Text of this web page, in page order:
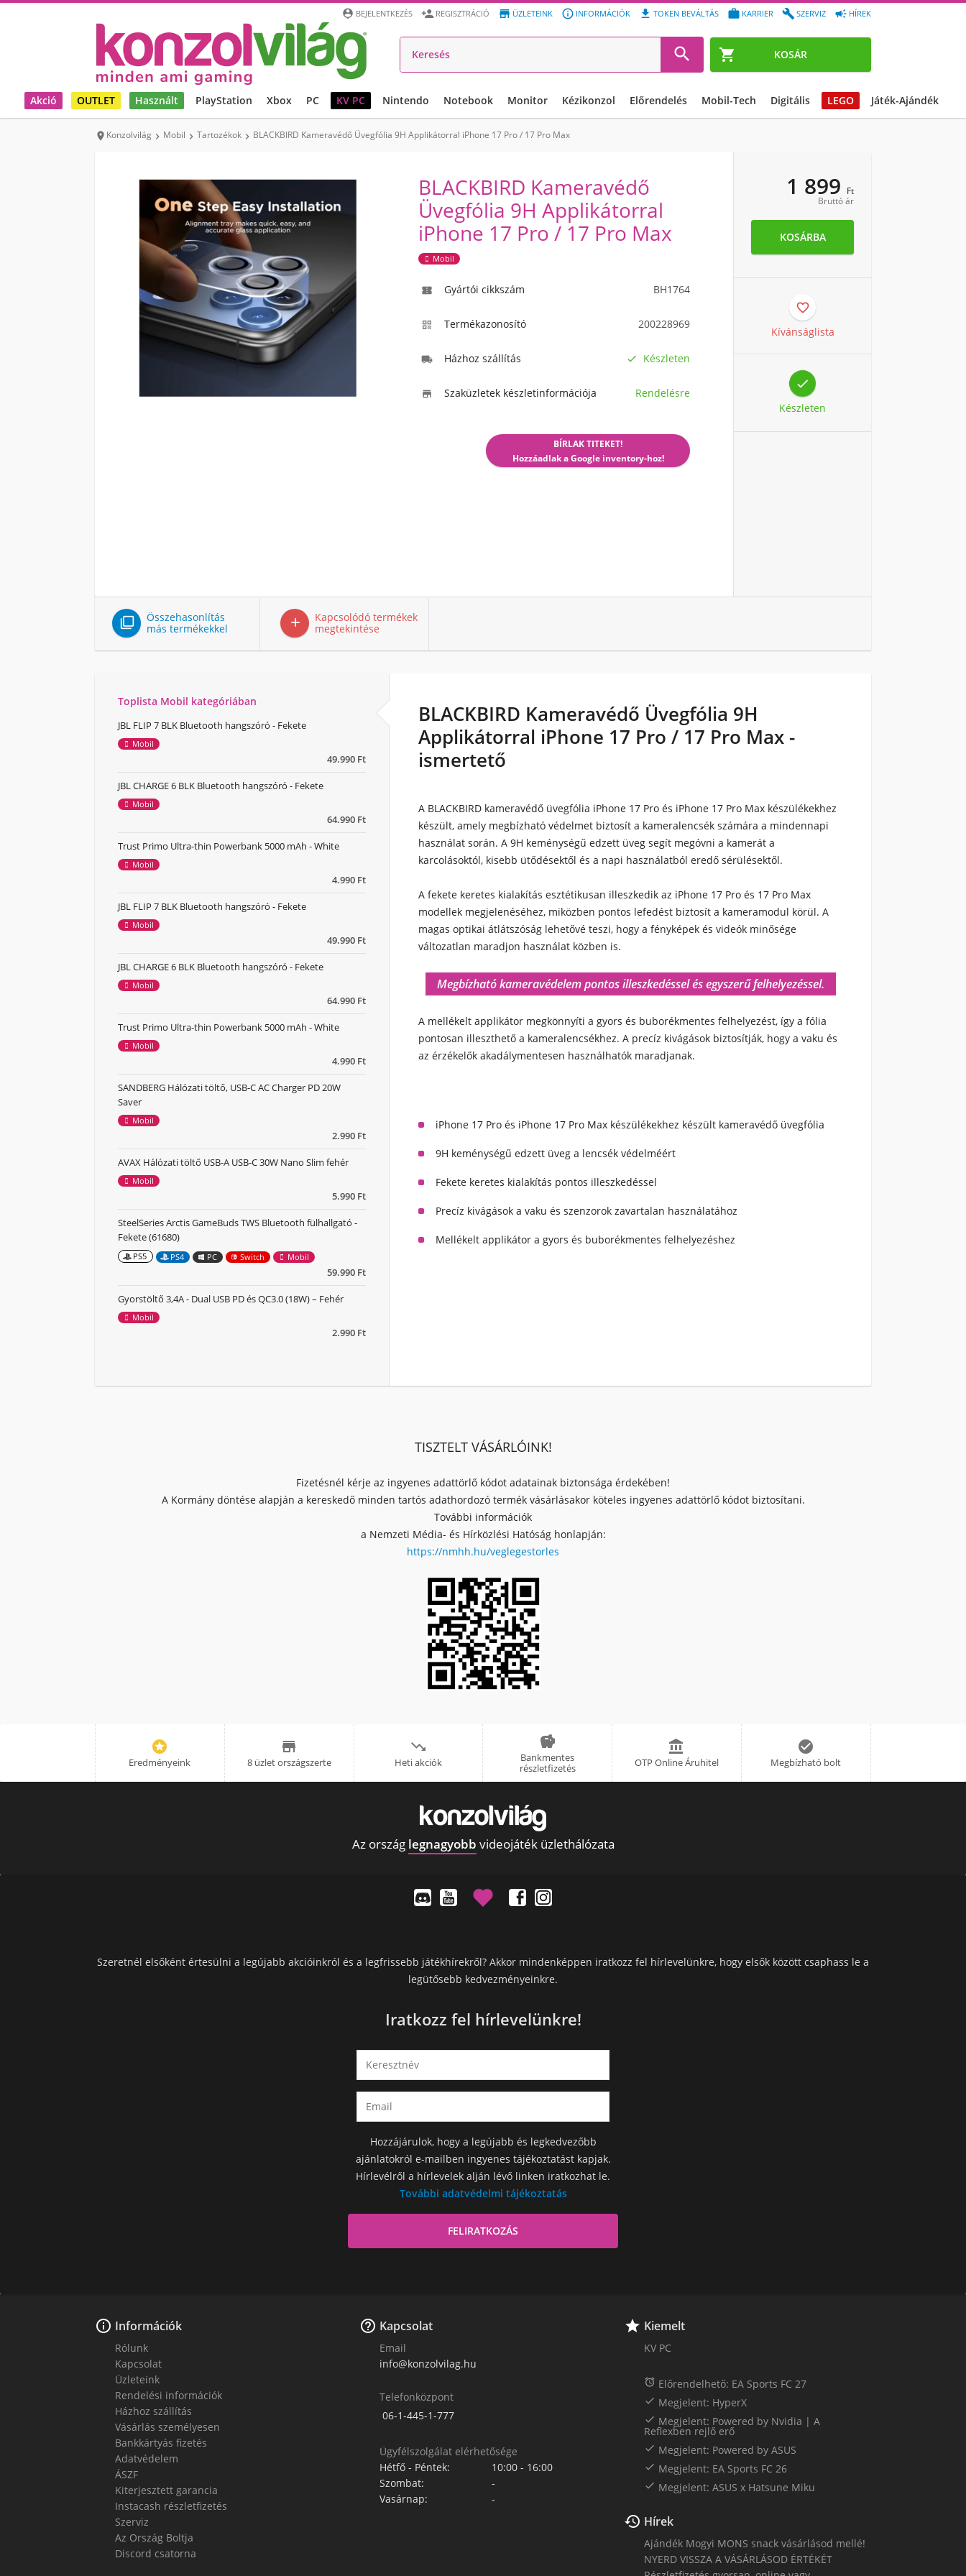
 KOSÁR
 HÍREK
 SZERVIZ
 KARRIER
 TOKEN BEVÁLTÁS
 INFORMÁCIÓK
 ÜZLETEINK
 REGISZTRÁCIÓ
 BEJELENTKEZÉS

Akció OUTLET Használt PlayStation Xbox PC KV PC Nintendo Notebook Monitor Kézikonzol Előrendelés Mobil-Tech Digitális LEGO Játék-Ajándék
 Konzolvilág  Mobil  Tartozékok  BLACKBIRD Kameravédő Üvegfólia 9H Applikátorral iPhone 17 Pro / 17 Pro Max
BLACKBIRD Kameravédő
Üvegfólia 9H Applikátorral
iPhone 17 Pro / 17 Pro Max
Mobil
 Gyártói cikkszám BH1764
 Termékazonosító 200228969
 Házhoz szállítás Készleten

 Szaküzletek készletinformációja Rendelésre
BÍRLAK TITEKET!
Hozzáadlak a Google inventory-hoz!
1 899 Ft
Bruttó ár
KOSÁRBA

Kívánságlista

Készleten

Összehasonlítás
más termékekkel

Kapcsolódó termékek
megtekintése
BLACKBIRD Kameravédő Üvegfólia 9H
Applikátorral iPhone 17 Pro / 17 Pro Max -
ismertető
A BLACKBIRD kameravédő üvegfólia iPhone 17 Pro és iPhone 17 Pro Max készülékekhez
készült, amely megbízható védelmet biztosít a kameralencsék számára a mindennapi
használat során. A 9H keménységű edzett üveg segít megóvni a kamerát a
karcolásoktól, kisebb ütődésektől és a napi használatból eredő sérülésektől.
A fekete keretes kialakítás esztétikusan illeszkedik az iPhone 17 Pro és 17 Pro Max
modellek megjelenéséhez, miközben pontos lefedést biztosít a kameramodul körül. A
magas optikai átlátszóság lehetővé teszi, hogy a fényképek és videók minősége
változatlan maradjon használat közben is.
Megbízható kameravédelem pontos illeszkedéssel és egyszerű felhelyezéssel.
A mellékelt applikátor megkönnyíti a gyors és buborékmentes felhelyezést, így a fólia
pontosan illeszthető a kameralencsékhez. A precíz kivágások biztosítják, hogy a vaku és
az érzékelők akadálymentesen használhatók maradjanak.
iPhone 17 Pro és iPhone 17 Pro Max készülékekhez készült kameravédő üvegfólia
9H keménységű edzett üveg a lencsék védelméért
Fekete keretes kialakítás pontos illeszkedéssel
Precíz kivágások a vaku és szenzorok zavartalan használatához
Mellékelt applikátor a gyors és buborékmentes felhelyezéshez
Toplista Mobil kategóriában
49.990 Ft
JBL FLIP 7 BLK Bluetooth hangszóró - Fekete
Mobil
64.990 Ft
JBL CHARGE 6 BLK Bluetooth hangszóró - Fekete
Mobil
4.990 Ft
Trust Primo Ultra-thin Powerbank 5000 mAh - White
Mobil
49.990 Ft
JBL FLIP 7 BLK Bluetooth hangszóró - Fekete
Mobil
64.990 Ft
JBL CHARGE 6 BLK Bluetooth hangszóró - Fekete
Mobil
4.990 Ft
Trust Primo Ultra-thin Powerbank 5000 mAh - White
Mobil
2.990 Ft
SANDBERG Hálózati töltő, USB-C AC Charger PD 20W
Saver
Mobil
5.990 Ft
AVAX Hálózati töltő USB-A USB-C 30W Nano Slim fehér
Mobil
59.990 Ft
SteelSeries Arctis GameBuds TWS Bluetooth fülhallgató -
Fekete (61680)
PS5 PS4 PC Switch Mobil
2.990 Ft
Gyorstöltő 3,4A - Dual USB PD és QC3.0 (18W) – Fehér
Mobil
TISZTELT VÁSÁRLÓINK!
Fizetésnél kérje az ingyenes adattörlő kódot adatainak biztonsága érdekében!
A Kormány döntése alapján a kereskedő minden tartós adathordozó termék vásárlásakor köteles ingyenes adattörlő kódot biztosítani.
További információk
a Nemzeti Média- és Hírközlési Hatóság honlapján:
https://nmhh.hu/veglegestorles

Eredményeink

8 üzlet országszerte

Heti akciók

Bankmentes
részletfizetés

OTP Online Áruhitel

Megbízható bolt
Az ország legnagyobb videojáték üzlethálózata
Szeretnél elsőként értesülni a legújabb akcióinkról és a legfrissebb játékhírekről? Akkor mindenképpen iratkozz fel hírlevelünkre, hogy elsők között csaphass le a
legütősebb kedvezményeinkre.
Iratkozz fel hírlevelünkre!
Hozzájárulok, hogy a legújabb és legkedvezőbb
ajánlatokról e-mailben ingyenes tájékoztatást kapjak.
Hírlevélről a hírlevelek alján lévő linken iratkozhat le.
További adatvédelmi tájékoztatás
 Információk
Rólunk
Kapcsolat
Üzleteink
Rendelési információk
Házhoz szállítás
Vásárlás személyesen
Bankkártyás fizetés
Adatvédelem
ÁSZF
Kiterjesztett garancia
Instacash részletfizetés
Szerviz
Az Ország Boltja
Discord csatorna
 Kapcsolat
Email
info@konzolvilag.hu
Telefonközpont
06-1-445-1-777
Ügyfélszolgálat elérhetősége
Hétfő - Péntek:
10:00 - 16:00
Szombat:
-
Vasárnap:
-
 Kiemelt
KV PC
 Előrendelhető: EA Sports FC 27
 Megjelent: HyperX
 Megjelent: Powered by Nvidia | A
Reflexben rejlő erő
 Megjelent: Powered by ASUS
 Megjelent: EA Sports FC 26
 Megjelent: ASUS x Hatsune Miku
 Hírek
Ajándék Mogyi MONS snack vásárlásod mellé!
NYERD VISSZA A VÁSÁRLÁSOD ÉRTÉKÉT